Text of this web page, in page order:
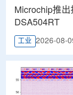
Microchip推
DSA504RT
工业 2026-08-